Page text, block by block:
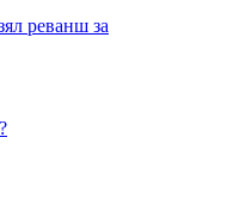
реванш за